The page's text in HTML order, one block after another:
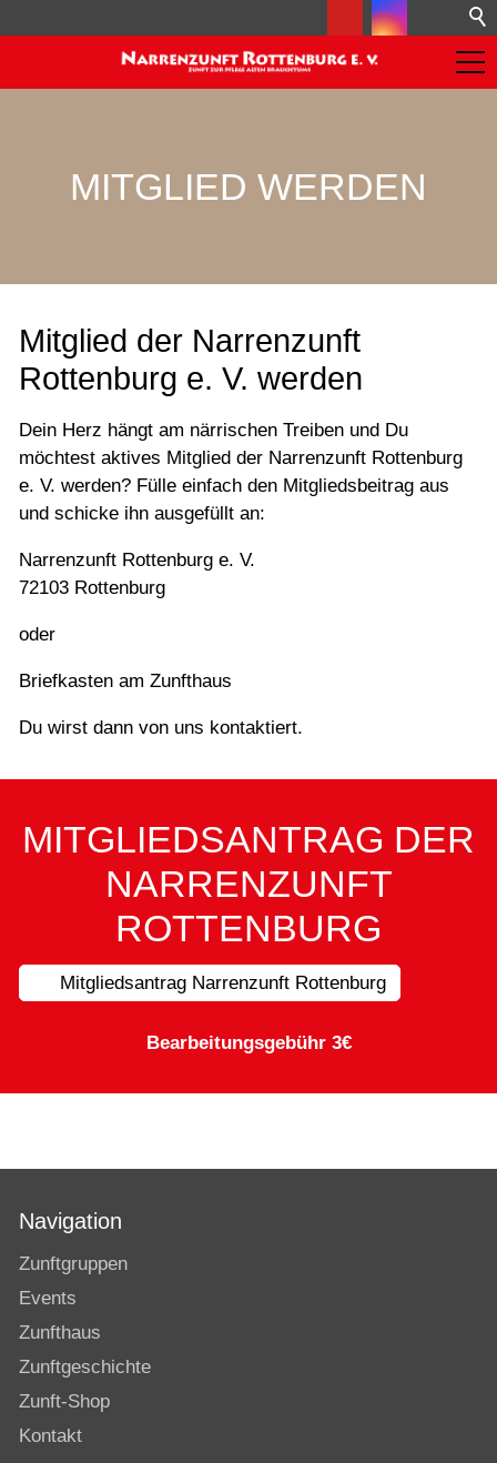
MITGLIED WERDEN
Mitglied der Narrenzunft
Rottenburg e. V. werden
Dein Herz hängt am närrischen Treiben und Du
möchtest aktives Mitglied der Narrenzunft Rottenburg
e. V. werden? Fülle einfach den Mitgliedsbeitrag aus
und schicke ihn ausgefüllt an:
Narrenzunft Rottenburg e. V.
72103 Rottenburg
oder
Briefkasten am Zunfthaus
Du wirst dann von uns kontaktiert.
MITGLIEDSANTRAG DER
NARRENZUNFT
ROTTENBURG
Mitgliedsantrag Narrenzunft Rottenburg
Bearbeitungsgebühr 3€
Navigation
Zunftgruppen
Events
Zunfthaus
Zunftgeschichte
Zunft-Shop
Kontakt